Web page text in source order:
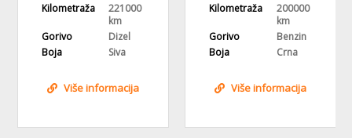
Kilometraža
221000
km
Gorivo
Dizel
Boja
Siva
Više informacija
Kilometraža
200000
km
Gorivo
Benzin
Boja
Crna
Više informacija